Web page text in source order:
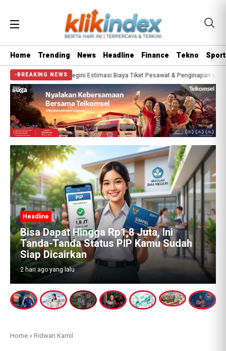
Home Trending News Headline Finance Tekno Sport
BREAKING NEWS
2026? Segini Estimasi Biaya Tiket Pesawat & Penginapan yang Wajib
Headline
Bisa Dapat Hingga Rp1,8 Juta, Ini
Tanda-Tanda Status PIP Kamu Sudah
Siap Dicairkan
2 hari ago yang lalu
Home »Ridwan Kamil